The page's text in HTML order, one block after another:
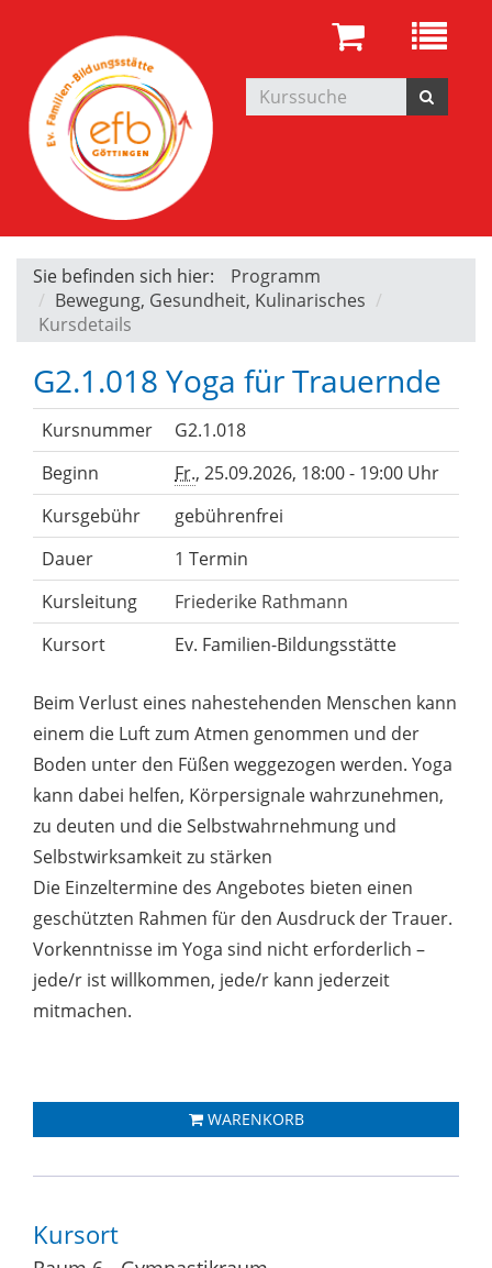
Sie befinden sich hier:
Programm
Bewegung, Gesundheit, Kulinarisches
Kursdetails
G2.1.018 Yoga für Trauernde
Kursnummer
G2.1.018
Beginn
Fr., 25.09.2026, 18:00 - 19:00 Uhr
Kursgebühr
gebührenfrei
Dauer
1 Termin
Kursleitung
Friederike Rathmann
Kursort
Ev. Familien-Bildungsstätte
Beim Verlust eines nahestehenden Menschen kann
einem die Luft zum Atmen genommen und der
Boden unter den Füßen weggezogen werden. Yoga
kann dabei helfen, Körpersignale wahrzunehmen,
zu deuten und die Selbstwahrnehmung und
Selbstwirksamkeit zu stärken
Die Einzeltermine des Angebotes bieten einen
geschützten Rahmen für den Ausdruck der Trauer.
Vorkenntnisse im Yoga sind nicht erforderlich –
jede/r ist willkommen, jede/r kann jederzeit
mitmachen.
WARENKORB
Kursort